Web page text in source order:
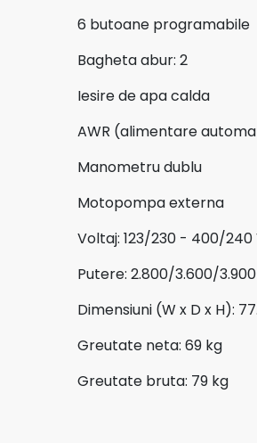
6 butoane programabile
Bagheta abur: 2
Iesire de apa calda
AWR (alimentare
Manometru dublu
Motopompa externa
Voltaj: 123/230 - 400/240
Putere: 2.800/3.600/
Dimensiuni (W x D x H):
Greutate neta: 69 kg
Greutate bruta: 79 kg